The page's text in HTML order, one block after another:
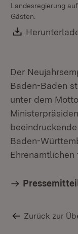
Landesregierung
Gästen.
Download:
Der
Baden-Baden
unter dem
Baden-
Ehrenamtlichen
Zurück zur